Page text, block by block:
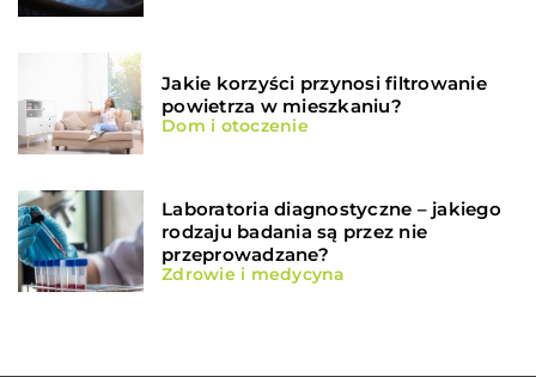
Jakie korzyści przynosi filtrowanie
powietrza w mieszkaniu?
Dom i otoczenie
Laboratoria diagnostyczne – jakiego
rodzaju badania są przez nie
przeprowadzane?
Zdrowie i medycyna